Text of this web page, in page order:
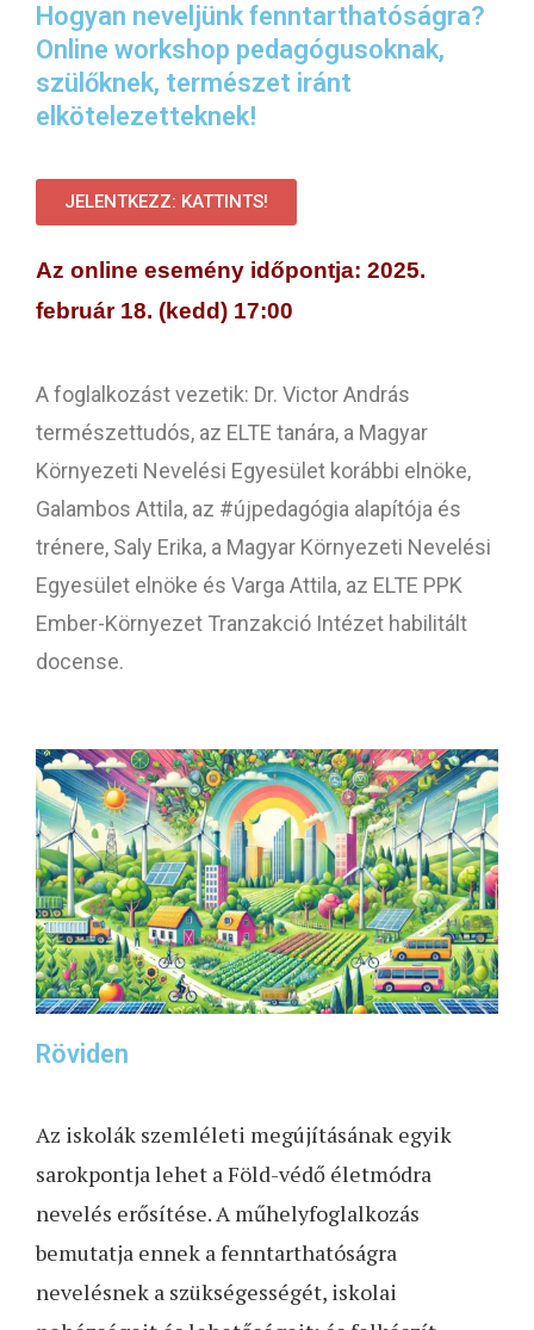
Hogyan neveljünk fenntarthatóságra?
Online workshop pedagógusoknak,
szülőknek, természet iránt
elkötelezetteknek!
JELENTKEZZ: KATTINTS!
Az online esemény időpontja: 2025.
február 18. (kedd) 17:00
A foglalkozást vezetik: Dr. Victor András
természettudós, az ELTE tanára, a Magyar
Környezeti Nevelési Egyesület korábbi elnöke,
Galambos Attila, az #újpedagógia alapítója és
trénere, Saly Erika, a Magyar Környezeti Nevelési
Egyesület elnöke és Varga Attila, az ELTE PPK
Ember-Környezet Tranzakció Intézet habilitált
docense.
Röviden
Az iskolák szemléleti megújításának egyik
sarokpontja lehet a Föld-védő életmódra
nevelés erősítése. A műhelyfoglalkozás
bemutatja ennek a fenntarthatóságra
nevelésnek a szükségességét, iskolai